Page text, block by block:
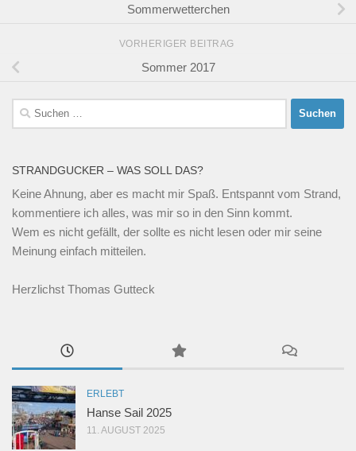
Sommerwetterchen
VORHERIGER BEITRAG
Sommer 2017
Suchen
nach:
STRANDGUCKER – WAS SOLL DAS?
Keine Ahnung, aber es macht mir Spaß. Entspannt vom Strand,
kommentiere ich alles, was mir so in den Sinn kommt.
Wem es nicht gefällt, der sollte es nicht lesen oder mir seine
Meinung einfach mitteilen.
Herzlichst Thomas Gutteck
ERLEBT
Hanse Sail 2025
11. AUGUST 2025